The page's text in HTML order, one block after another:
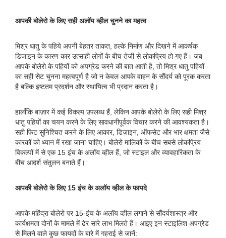
आपकी बोलेरो के लिए सही अलॉय व्हील चुनने का महत्व
मिश्र धातु के पहिये अपनी बेहतर ताकत, हल्के निर्माण और दिखने में आकर्षक
डिजाइन के कारण कार उत्साही लोगों के बीच तेजी से लोकप्रिय हो गए हैं। जब
आपके बोलेरो के पहियों को अपग्रेड करने की बात आती है, तो मिश्र धातु पहियों
का सही सेट चुनना महत्वपूर्ण है जो न केवल आपके वाहन के सौंदर्य को पूरक करता
है बल्कि इष्टतम प्रदर्शन और स्थायित्व भी प्रदान करता है।
हालाँकि बाज़ार में कई विकल्प उपलब्ध हैं, लेकिन आपके बोलेरो के लिए सही मिश्र
धातु पहियों का चयन करने के लिए सावधानीपूर्वक विचार करने की आवश्यकता है।
सही फिट सुनिश्चित करने के लिए आकार, डिज़ाइन, ऑफसेट और भार क्षमता जैसे
कारकों को ध्यान में रखा जाना चाहिए। बोलेरो मालिकों के बीच सबसे लोकप्रिय
विकल्पों में से एक 15 इंच के अलॉय व्हील हैं, जो स्टाइल और व्यावहारिकता के
बीच आदर्श संतुलन बनाते हैं।
आपकी बोलेरो के लिए 15 इंच के अलॉय व्हील के फायदे
आपके महिंद्रा बोलेरो पर 15-इंच के अलॉय व्हील लगाने से सौंदर्यशास्त्र और
कार्यक्षमता दोनों के मामले में ढेर सारे लाभ मिलते हैं। आइए इन स्टाइलिश अपग्रेड
से मिलने वाले कुछ फायदों के बारे में गहराई से जानें: